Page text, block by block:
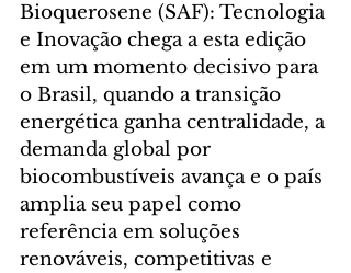
Bioquerosene (SAF): Tecnologia
e Inovação chega a esta edição
em um momento decisivo para
o Brasil, quando a transição
energética ganha centralidade, a
demanda global por
biocombustíveis avança e o país
amplia seu papel como
referência em soluções
renováveis, competitivas e